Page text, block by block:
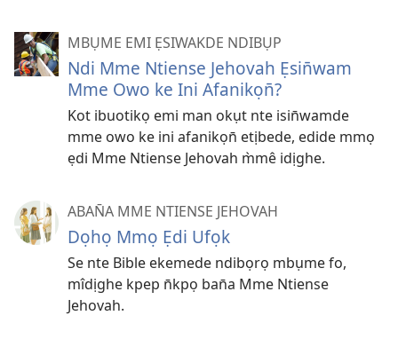
MBỤME EMI ẸSIWAKDE NDIBỤP
Ndi Mme Ntiense Jehovah Ẹsin̄wam
Mme Owo ke Ini Afanikọn̄?
Kot ibuotikọ emi man okụt nte isin̄wamde
mme owo ke ini afanikọn̄ etịbede, edide mmọ
ẹdi Mme Ntiense Jehovah m̀mê idịghe.
ABAN̄A MME NTIENSE JEHOVAH
Dọhọ Mmọ Ẹdi Ufọk
Se nte Bible ekemede ndibọrọ mbụme fo,
mîdịghe kpep n̄kpọ ban̄a Mme Ntiense
Jehovah.